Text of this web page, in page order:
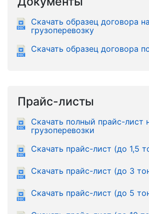
Скачать образец договора на
грузоперевозку
Скачать образец договора
Прайс-листы
Скачать полный прайс-лист
грузоперевозки
Скачать прайс-лист (до 1,5
Скачать прайс-лист (до 3
Скачать прайс-лист (до 5